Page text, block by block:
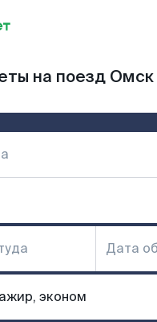
на поезд Омск